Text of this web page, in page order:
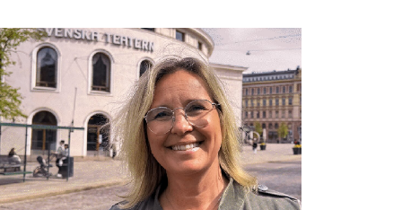
Press
Jobba hos oss
Nyhetsbrev
Svenska Teatern Live